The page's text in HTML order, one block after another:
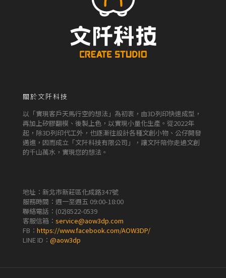
關於文阡科技
以「實現客戶天馬行空的想法」為初衷，由3D列印快速成型，
再加上矽膠翻模、後製上色，以實現小量化生產。從2022年
起，除3D列印代工外，也逐漸往設計各種文創小物、公仔開發
邁進，因而成立「文阡科技有限公司」，讓文阡陪你走過文創
的千山萬水，實現您的想法。
地址：新北市新莊區化成路347號
服務時間：週一至週五 09:00-18:00
聯絡電話： (02)8522-0539
客服信箱： service@aow3dp.com
FB： https://www.facebook.com/AOW3DP/
LINE ID： @aow3dp